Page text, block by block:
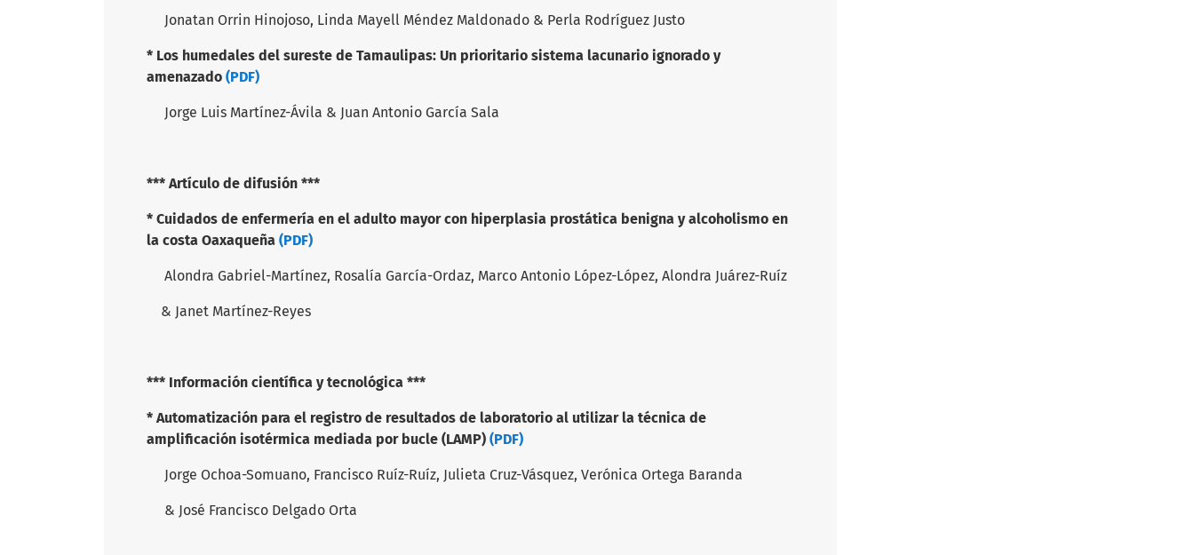
Jonatan Orrin Hinojoso, Linda Mayell Méndez Maldonado & Perla Rodríguez Justo
* Los humedales del sureste de Tamaulipas: Un prioritario sistema lacunario ignorado y
amenazado (PDF)
Jorge Luis Martínez-Ávila & Juan Antonio García Sala
*** Artículo de difusión ***
* Cuidados de enfermería en el adulto mayor con hiperplasia prostática benigna y alcoholismo en
la costa Oaxaqueña (PDF)
Alondra Gabriel-Martínez, Rosalía García-Ordaz, Marco Antonio López-López, Alondra Juárez-Ruíz
& Janet Martínez-Reyes
*** Información científica y tecnológica ***
* Automatización para el registro de resultados de laboratorio al utilizar la técnica de
amplificación isotérmica mediada por bucle (LAMP) (PDF)
Jorge Ochoa-Somuano, Francisco Ruíz-Ruíz, Julieta Cruz-Vásquez, Verónica Ortega Baranda
& José Francisco Delgado Orta